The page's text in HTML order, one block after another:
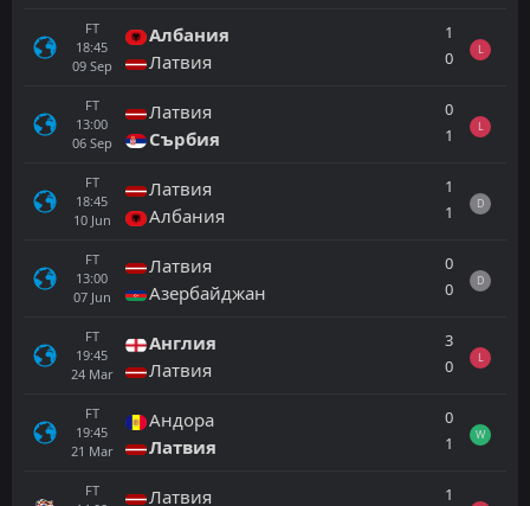
FT
18:45
09 Sep
Албания
Латвия
1
0
L
FT
13:00
06 Sep
Латвия
Сърбия
0
1
L
FT
18:45
10 Jun
Латвия
Албания
1
1
D
FT
13:00
07 Jun
Латвия
Азербайджан
0
0
D
FT
19:45
24 Mar
Англия
Латвия
3
0
L
FT
19:45
21 Mar
Андора
Латвия
0
1
W
FT
Латвия
1